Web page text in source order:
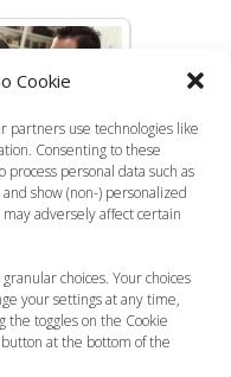
Cookie
partners use technologies like
Consenting to these
personal data such as
show (non-) personalized
adversely affect certain
choices. Your choices
your settings at any time,
the toggles on the Cookie
at the bottom of the
francesi
contro i
a casa